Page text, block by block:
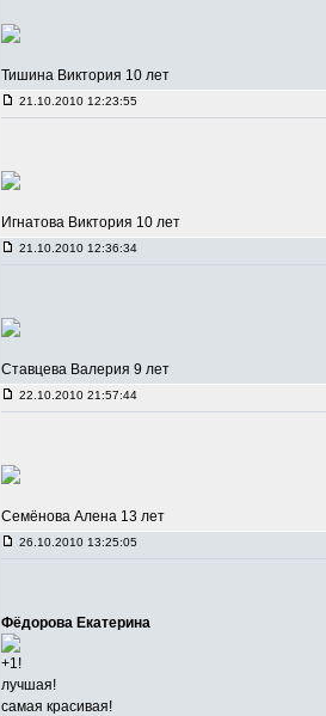
Тишина Виктория 10 лет
21.10.2010 12:23:55
Игнатова Виктория 10 лет
21.10.2010 12:36:34
Ставцева Валерия 9 лет
22.10.2010 21:57:44
Семёнова Алена 13 лет
26.10.2010 13:25:05
Фёдорова Екатерина
+1!
лучшая!
самая красивая!